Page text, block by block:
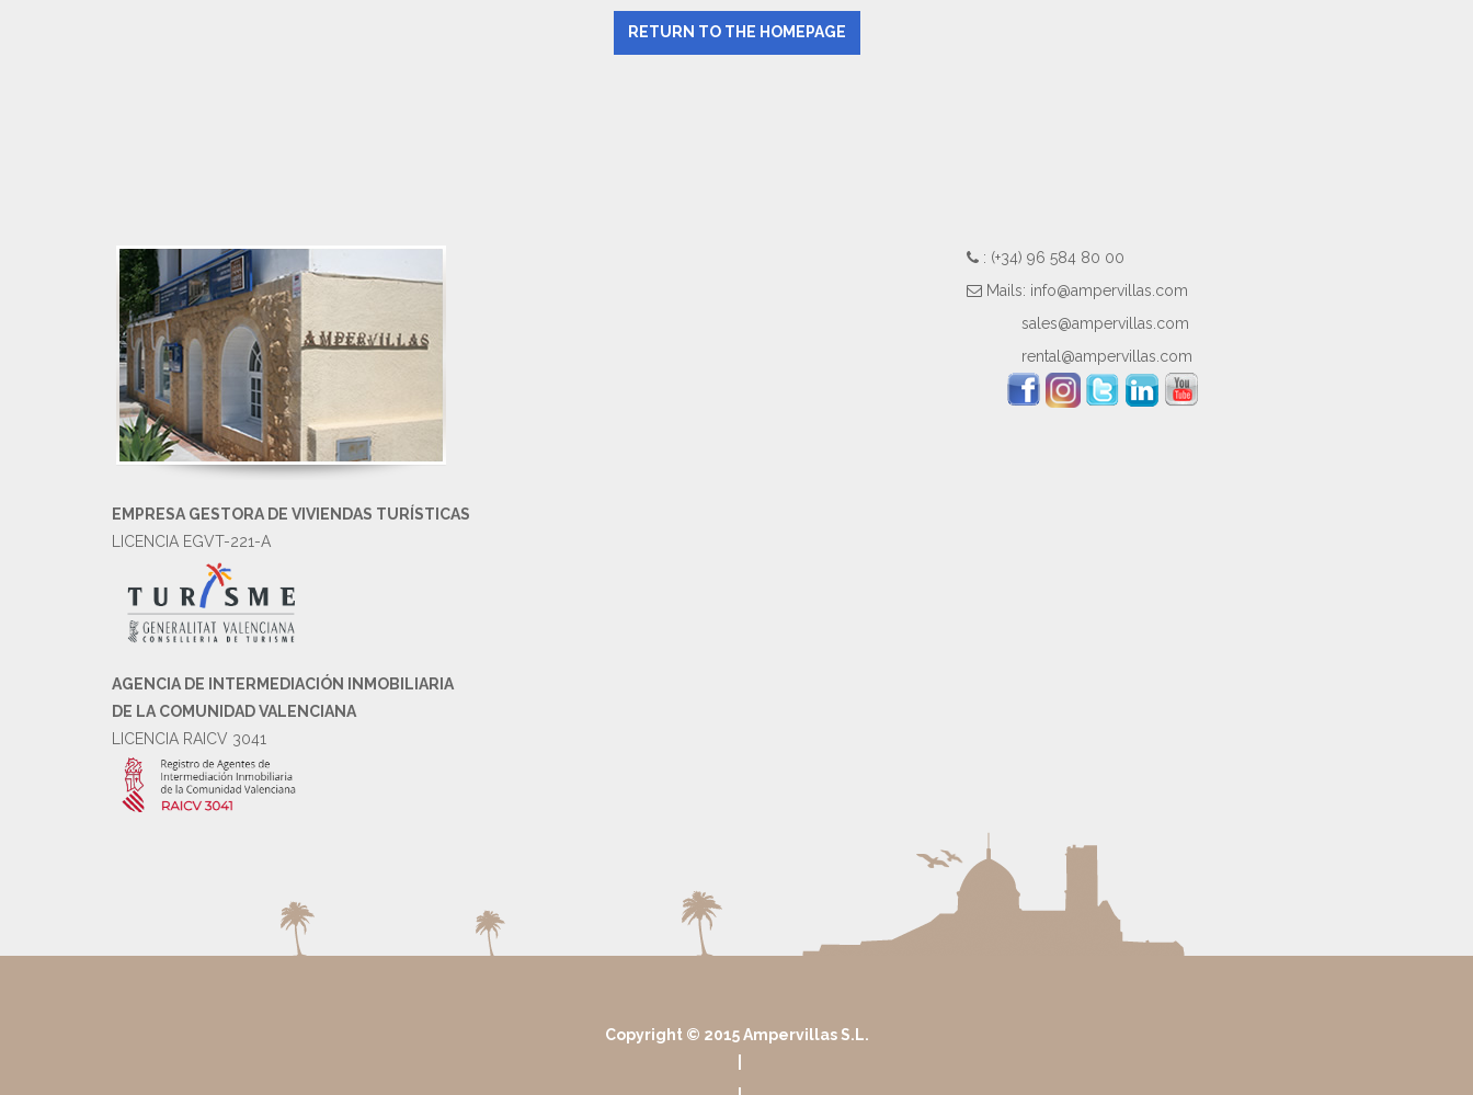
RETURN TO THE HOMEPAGE
EMPRESA GESTORA DE VIVIENDAS TURÍSTICAS
LICENCIA EGVT-221-A
AGENCIA DE INTERMEDIACIÓN INMOBILIARIA
DE LA COMUNIDAD VALENCIANA
LICENCIA RAICV 3041
: (+34) 96 584 80 00
Mails: info@ampervillas.com
sales@ampervillas.com
rental@ampervillas.com
Copyright © 2015 Ampervillas S.L.